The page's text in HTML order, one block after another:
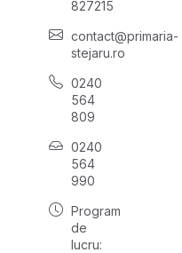
827215
contact@primaria-
stejaru.ro
0240
564
809
0240
564
990
Program
de
lucru: